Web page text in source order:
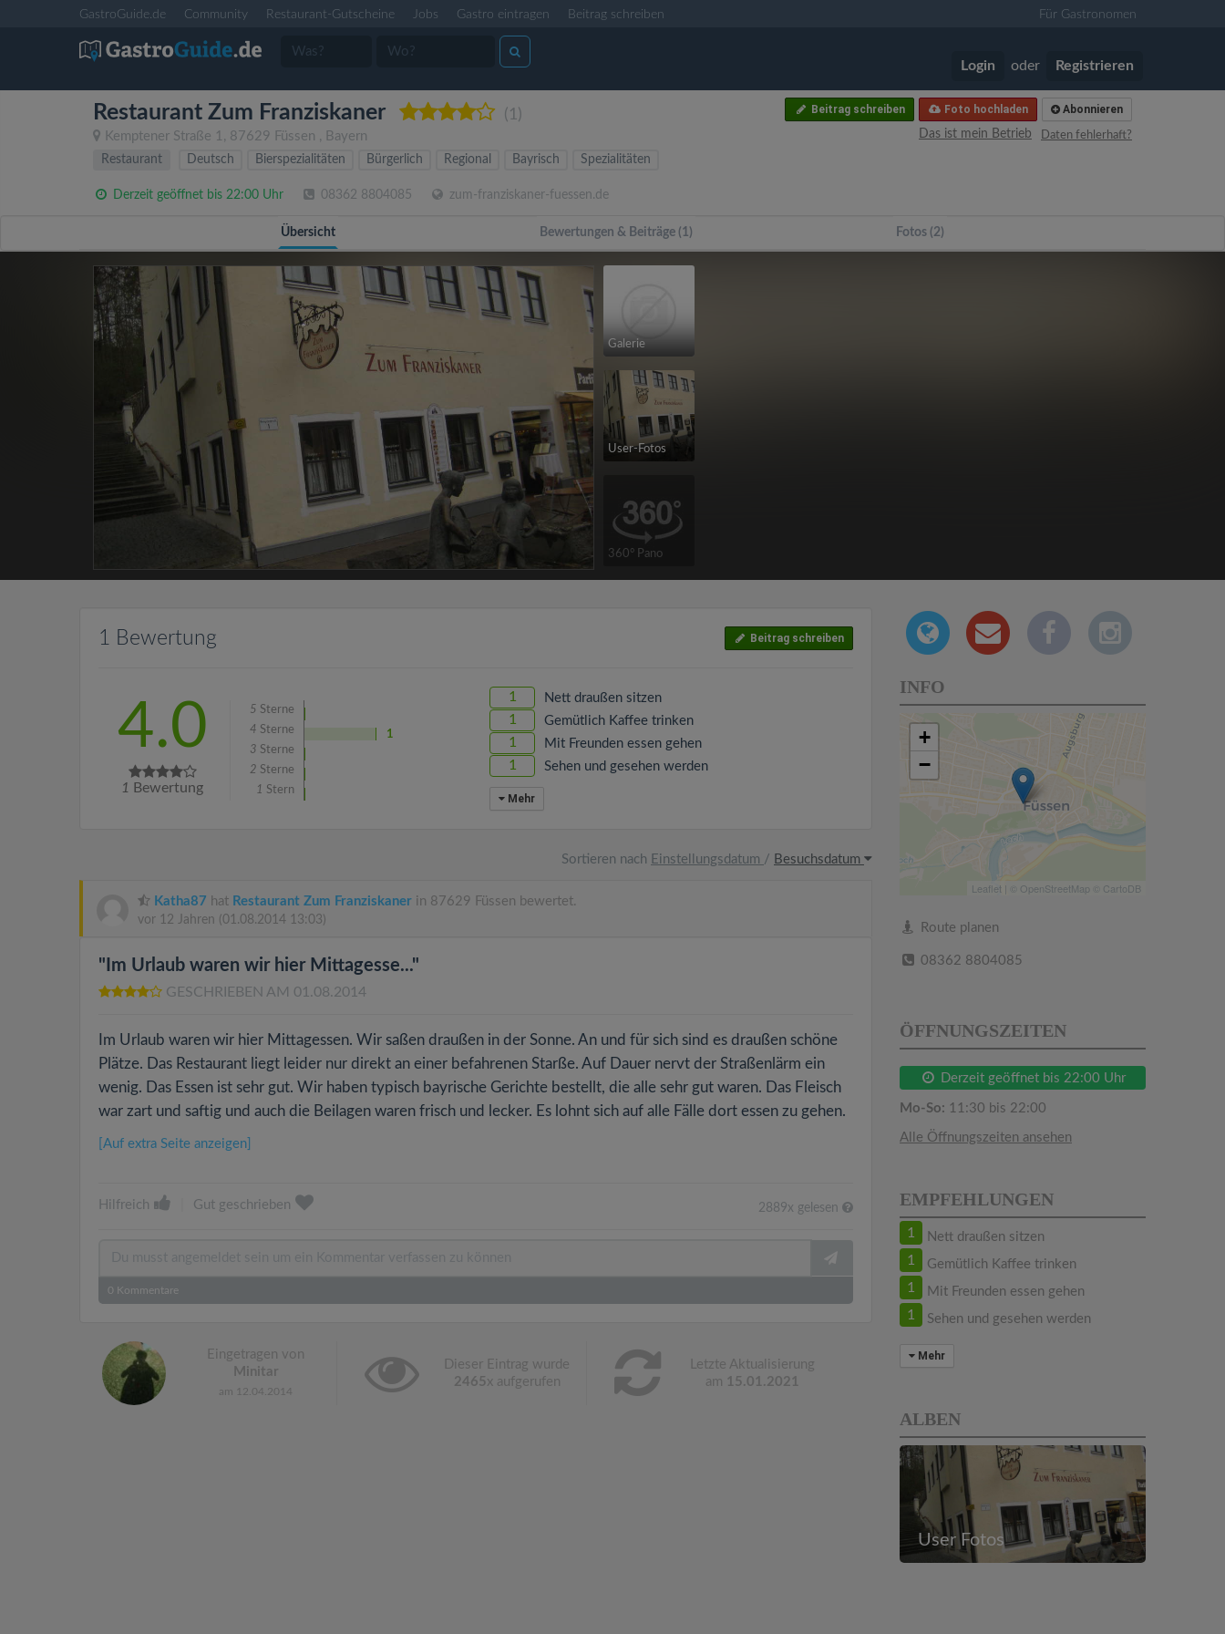
GastroGuide.de Community Restaurant-Gutscheine Jobs Gastro eintragen Beitrag schreiben Für Gastronomen
Login oder Registrieren
Restaurant Zum Franziskaner (1)
Kemptener Straße 1 , 87629 Füssen , Bayern
Abonnieren
Foto hochladen
Beitrag schreiben
Daten fehlerhaft?
Das ist mein Betrieb
Restaurant
Deutsch Bierspezialitäten Bürgerlich Regional Bayrisch Spezialitäten
Derzeit geöffnet bis 22:00 Uhr 08362 8804085 zum-franziskaner-fuessen.de
Übersicht Bewertungen & Beiträge (1) Fotos (2)
Galerie
User-Fotos
360° Pano
1 Bewertung Beitrag schreiben
4.0
1 Bewertung
5 Sterne
4 Sterne
1
3 Sterne
2 Sterne
1 Stern
1 Nett draußen sitzen
1 Gemütlich Kaffee trinken
1 Mit Freunden essen gehen
1 Sehen und gesehen werden
Mehr
Sortieren nach Einstellungsdatum / Besuchsdatum
Katha87 hat Restaurant Zum Franziskaner in 87629 Füssen bewertet.
vor 12 Jahren (01.08.2014 13:03)
"Im Urlaub waren wir hier Mittagesse..."
GESCHRIEBEN AM 01.08.2014
Im Urlaub waren wir hier Mittagessen. Wir saßen draußen in der Sonne. An und für sich sind es draußen schöne
Plätze. Das Restaurant liegt leider nur direkt an einer befahrenen Starße. Auf Dauer nervt der Straßenlärm ein
wenig. Das Essen ist sehr gut. Wir haben typisch bayrische Gerichte bestellt, die alle sehr gut waren. Das Fleisch
war zart und saftig und auch die Beilagen waren frisch und lecker. Es lohnt sich auf alle Fälle dort essen zu gehen.
[Auf extra Seite anzeigen]
Hilfreich Gut geschrieben 2889x gelesen
0 Kommentare
Eingetragen von
Minitar
am 12.04.2014
Dieser Eintrag wurde
2465 x aufgerufen
Letzte Aktualisierung
am 15.01.2021
INFO
+
−
Leaflet | © OpenStreetMap © CartoDB
Route planen
08362 8804085
ÖFFNUNGSZEITEN
Derzeit geöffnet bis 22:00 Uhr
Mo-So: 11:30 bis 22:00
Alle Öffnungszeiten ansehen
EMPFEHLUNGEN
1 Nett draußen sitzen
1 Gemütlich Kaffee trinken
1 Mit Freunden essen gehen
1 Sehen und gesehen werden
Mehr
ALBEN
User Fotos